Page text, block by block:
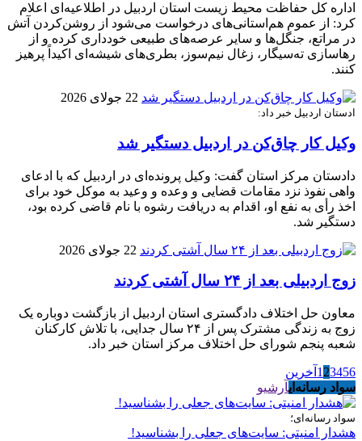
اداره کل حفاظت محیط زیست استان اردبیل در اطلاعیه‌ای اعلام
کرد: از عموم هم‌استانی‌های درخواست می‌شود از روشن‌کردن آتش
در مراتع، جنگل‌ها و سایر عرصه‌های طبیعی خودداری کرده و از
رهاسازی ته‌سیگار، زغال نیم‌سوز، بطری‌های شیشه‌ای اکیداً پرهیز
کنند.
22 جولای 2026
ادستان اردبیل خبر داد:
وکیل کار چاق‌کن در اردبیل دستگیر شد
دادستان مرکز استان گفت: وکیل پرونده‌ای در اردبیل که با ادعای
واهی نفوذ نزد مقامات قضایی و وعده و وعید به موکل خود برای
اخذ رأی به نفع او، اقدام به دریافت رشوه با نام قاضی کرده بود،
دستگیر شد.
22 جولای 2026
زوج اردبیلی بعد از ۲۴ سال آشتی کردند
معاون حل اختلاف دادگستری استان اردبیل از بازگشت دوباره یک
زوج به زندگی مشترک پس از ۲۴ سال جدایی، با تلاش کارکنان
شعبه پنجم شورای حل اختلاف مرکز استان خبر داد.
1 23456
آخرین
سواد رسانه‌ایآرشیو
سواد رسانه‌ای؛
هشدار امنیتی: سایت‌های جعلی را بشناسید!